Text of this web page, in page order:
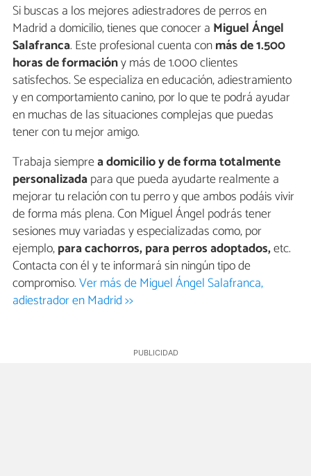
Si buscas a los mejores adiestradores de perros en
Madrid a domicilio, tienes que conocer a Miguel Ángel
Salafranca. Este profesional cuenta conmás de 1.500
horas de formacióny más de 1.000 clientes
satisfechos. Se especializa en educación, adiestramiento
y en comportamiento canino, por lo que te podrá ayudar
en muchas de las situaciones complejas que puedas
tener con tu mejor amigo.
Trabaja siemprea domicilio y de forma totalmente
personalizadapara que pueda ayudarte realmente a
mejorar tu relación con tu perro y que ambos podáis vivir
de forma más plena. Con Miguel Ángel podrás tener
sesiones muy variadas y especializadas como, por
ejemplo,para cachorros, para perros adoptados,etc.
Contacta con él y te informará sin ningún tipo de
compromiso.Ver más de Miguel Ángel Salafranca,
adiestrador en Madrid >>